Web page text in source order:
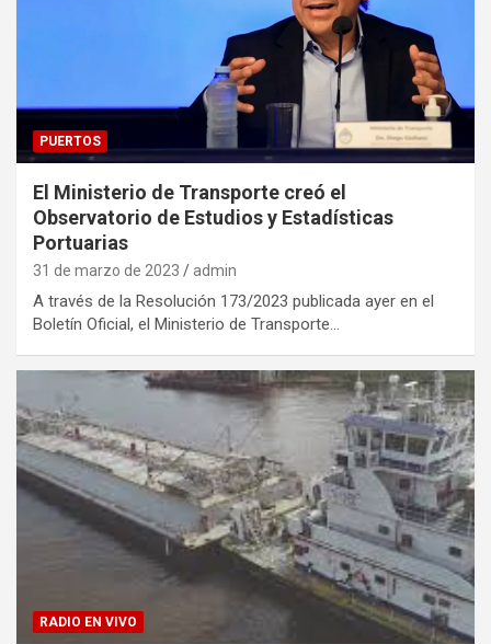
PUERTOS
El Ministerio de Transporte creó el
Observatorio de Estudios y Estadísticas
Portuarias
31 de marzo de 2023 admin
A través de la Resolución 173/2023 publicada ayer en el
Boletín Oficial, el Ministerio de Transporte…
RADIO EN VIVO